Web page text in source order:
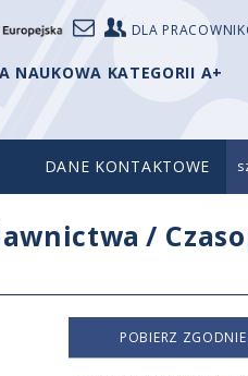
DLA
NAUKOWA KATEGORII A+
DANE KONTAKTOWE
/
POBIERZ